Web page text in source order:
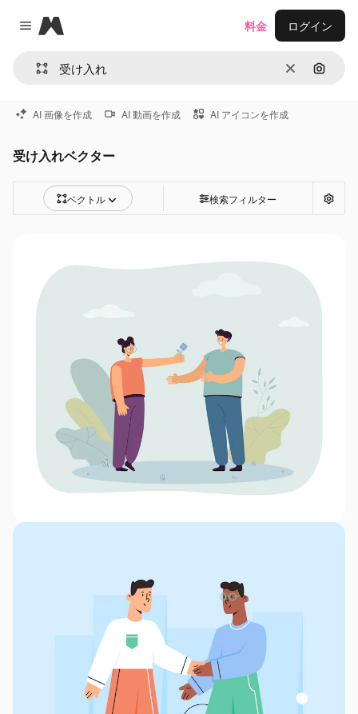
Close menu
Magnific
消去 画像で
料金 ログイン
AI 画像を作成 AI 動画を作成 AI アイコンを作成
受け入れベクター
ベクトル 検索フィルター